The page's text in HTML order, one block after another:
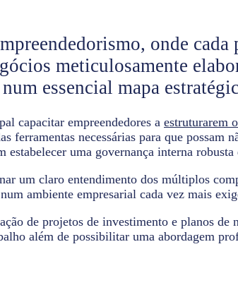
onde cada
meticulosamente
essencial mapa
capacitar empreendedores a estruturarem
ferramentas necessárias para que possam
estabelecer uma governança interna
um claro entendimento dos múltiplos
ambiente empresarial cada vez mais
de projetos de investimento e planos de
além de possibilitar uma abordagem